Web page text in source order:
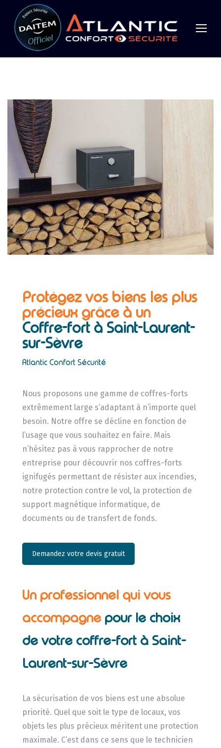
Protégez vos biens les plus
précieux grâce à un
Coffre-fort à Saint-Laurent-
sur-Sèvre
Atlantic Confort Sécurité
Nous proposons une gamme de coffres-forts
extrêmement large s’adaptant à n’importe quel
besoin. Notre offre se décline en fonction de
l’usage que vous souhaitez en faire. Mais
n’hésitez pas à vous rapprocher de notre
entreprise pour découvrir nos coffres-forts
ignifugés permettant de résister aux incendies,
notre protection contre le vol, la protection de
support magnétique informatique, de
documents ou de transfert de fonds.
Demandez votre devis gratuit
Un professionnel qui vous
accompagne pour le choix
de votre coffre-fort à Saint-
Laurent-sur-Sèvre
La sécurisation de vos biens est une absolue
priorité. Quel que soit le type de locaux, vos
objets les plus précieux méritent une protection
maximale. C’est dans ce sens que le technicien